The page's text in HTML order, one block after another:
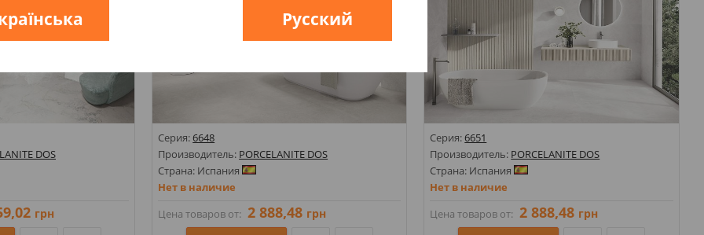
DOS
грн
Серия:6648
Производитель: PORCELANITE DOS
Страна: Испания
Нет в наличие
Цена товаров от: 2 888,48 грн
Серия:6651
Производитель: PORCELANITE DOS
Страна: Испания
Нет в наличие
Цена товаров от: 2 888,48 грн
Русский